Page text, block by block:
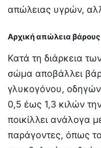
απώλειας υγρών,
Αρχική απώλεια
Κατά τη διάρκεια
σώμα αποβάλλει
γλυκογόνου,
0,5 έως 1,3 κιλών
ποικίλλει ανάλογα
παράγοντες, όπως